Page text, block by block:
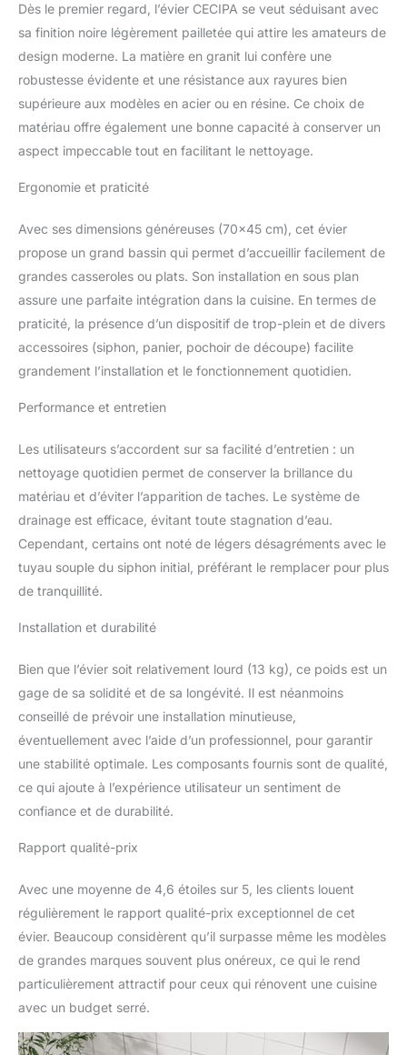
et Légumes, Également
le Drainage des Tâches
de Plats. Réserve 1 Trou
de 35 mm de Diamètre
pour les Robinets et 1
Trou de 28 mm Pour les
Distributeurs de Savon
(Vendus Séparément).
Ntretenir. Ils ne
Produits de Nettoyage
Spéciaux et Peuvent être
Essuyés avec du Savon
Doux et de l'eau. Surface
Lisse et non Poreuse,
Hygiénique et Facile à
Nettoyer. SYSTÈME
d'un Joint d'eau Anti-
odeur Qui Isole les
Odeurs et Les
Principes Physiques. Le
Tuyau D'évacuation est
Équipé de 2 Interfaces
1 x Évier Noir 70*45 cm,
de Vidange et de Trop-
plein, 1 x Gabarit de
Découpe, 1 x Gants et 1 x
Manuel D'utilisation.
Dès le premier regard, l’évier CECIPA se veut séduisant avec
sa finition noire légèrement pailletée qui attire les amateurs de
design moderne. La matière en granit lui confère une
robustesse évidente et une résistance aux rayures bien
supérieure aux modèles en acier ou en résine. Ce choix de
matériau offre également une bonne capacité à conserver un
aspect impeccable tout en facilitant le nettoyage.
Ergonomie et praticité
Avec ses dimensions généreuses (70×45 cm), cet évier
propose un grand bassin qui permet d’accueillir facilement de
grandes casseroles ou plats. Son installation en sous plan
assure une parfaite intégration dans la cuisine. En termes de
praticité, la présence d’un dispositif de trop-plein et de divers
accessoires (siphon, panier, pochoir de découpe) facilite
grandement l’installation et le fonctionnement quotidien.
Performance et entretien
Les utilisateurs s’accordent sur sa facilité d’entretien : un
nettoyage quotidien permet de conserver la brillance du
matériau et d’éviter l’apparition de taches. Le système de
drainage est efficace, évitant toute stagnation d’eau.
Cependant, certains ont noté de légers désagréments avec le
tuyau souple du siphon initial, préférant le remplacer pour plus
de tranquillité.
Installation et durabilité
Bien que l’évier soit relativement lourd (13 kg), ce poids est un
gage de sa solidité et de sa longévité. Il est néanmoins
conseillé de prévoir une installation minutieuse,
éventuellement avec l’aide d’un professionnel, pour garantir
une stabilité optimale. Les composants fournis sont de qualité,
ce qui ajoute à l’expérience utilisateur un sentiment de
confiance et de durabilité.
Rapport qualité-prix
Avec une moyenne de 4,6 étoiles sur 5, les clients louent
régulièrement le rapport qualité-prix exceptionnel de cet
évier. Beaucoup considèrent qu’il surpasse même les modèles
de grandes marques souvent plus onéreux, ce qui le rend
particulièrement attractif pour ceux qui rénovent une cuisine
avec un budget serré.